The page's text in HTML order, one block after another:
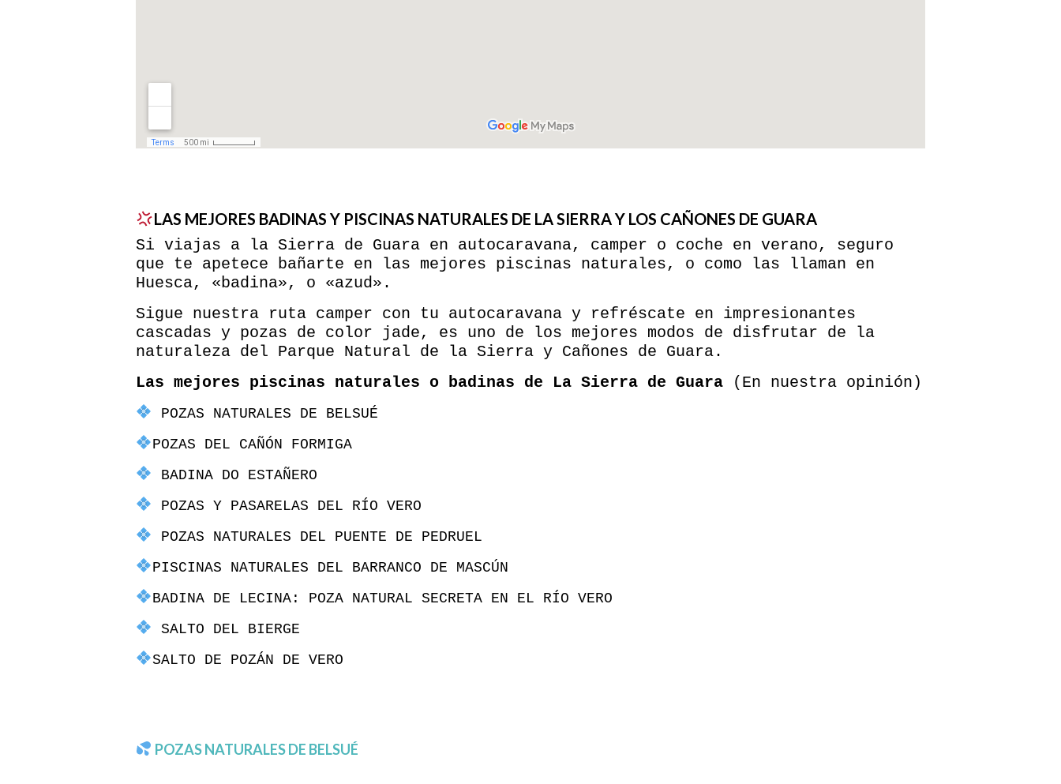
LAS MEJORES BADINAS Y PISCINAS NATURALES DE LA SIERRA Y LOS CAÑONES DE GUARA
Si viajas a la Sierra de Guara en autocaravana, camper o coche en verano, seguro
que te apetece bañarte en las mejores piscinas naturales, o como las llaman en
Huesca, «badina», o «azud».
Sigue nuestra ruta camper con tu autocaravana y refréscate en impresionantes
cascadas y pozas de color jade, es uno de los mejores modos de disfrutar de la
naturaleza del Parque Natural de la Sierra y Cañones de Guara.
Las mejores piscinas naturales o badinas de La Sierra de Guara (En nuestra opinión)
POZAS NATURALES DE BELSUÉ
POZAS DEL CAÑÓN FORMIGA
BADINA DO ESTAÑERO
POZAS Y PASARELAS DEL RÍO VERO
POZAS NATURALES DEL PUENTE DE PEDRUEL
PISCINAS NATURALES DEL BARRANCO DE MASCÚN
BADINA DE LECINA: POZA NATURAL SECRETA EN EL RÍO VERO
SALTO DEL BIERGE
SALTO DE POZÁN DE VERO
POZAS NATURALES DE BELSUÉ